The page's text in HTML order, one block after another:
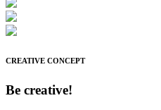
CREATIVE CONCEPT
Be creative!